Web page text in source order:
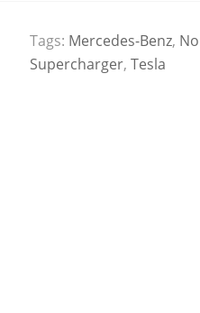
Tags: Mercedes-Benz,
Supercharger, Tesla